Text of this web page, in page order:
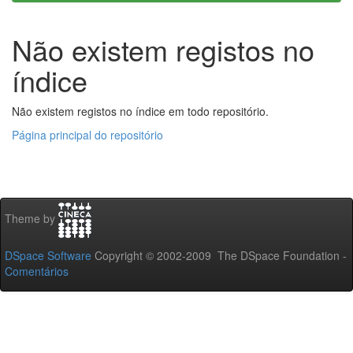
Não existem registos no
índice
Não existem registos no índice em todo repositório.
Página principal do repositório
Theme by
DSpace Software Copyright © 2002-2009 The DSpace Foundation -
Comentários